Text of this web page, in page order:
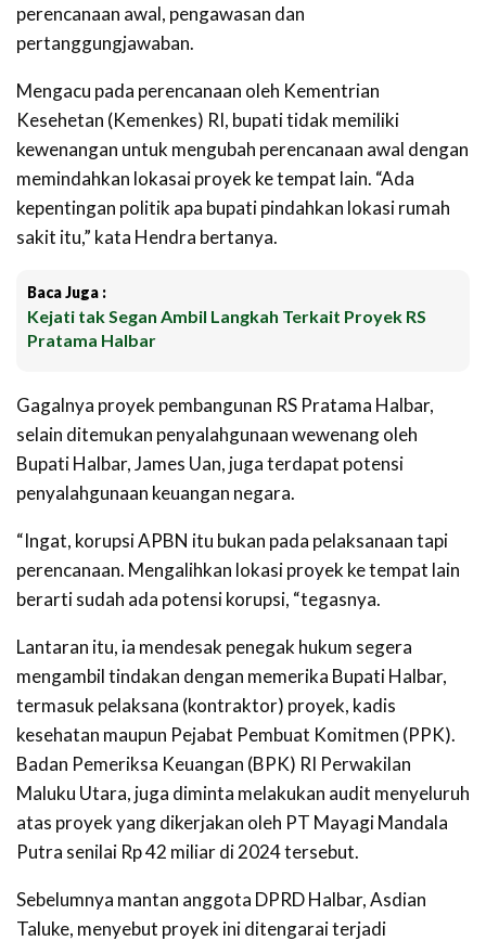
perencanaan awal, pengawasan dan
pertanggungjawaban.
Mengacu pada perencanaan oleh Kementrian
Kesehetan (Kemenkes) RI, bupati tidak memiliki
kewenangan untuk mengubah perencanaan awal dengan
memindahkan lokasai proyek ke tempat lain. “Ada
kepentingan politik apa bupati pindahkan lokasi rumah
sakit itu,” kata Hendra bertanya.
Baca Juga :
Kejati tak Segan Ambil Langkah Terkait Proyek RS
Pratama Halbar
Gagalnya proyek pembangunan RS Pratama Halbar,
selain ditemukan penyalahgunaan wewenang oleh
Bupati Halbar, James Uan, juga terdapat potensi
penyalahgunaan keuangan negara.
“Ingat, korupsi APBN itu bukan pada pelaksanaan tapi
perencanaan. Mengalihkan lokasi proyek ke tempat lain
berarti sudah ada potensi korupsi, “tegasnya.
Lantaran itu, ia mendesak penegak hukum segera
mengambil tindakan dengan memerika Bupati Halbar,
termasuk pelaksana (kontraktor) proyek, kadis
kesehatan maupun Pejabat Pembuat Komitmen (PPK).
Badan Pemeriksa Keuangan (BPK) RI Perwakilan
Maluku Utara, juga diminta melakukan audit menyeluruh
atas proyek yang dikerjakan oleh PT Mayagi Mandala
Putra senilai Rp 42 miliar di 2024 tersebut.
Sebelumnya mantan anggota DPRD Halbar, Asdian
Taluke, menyebut proyek ini ditengarai terjadi